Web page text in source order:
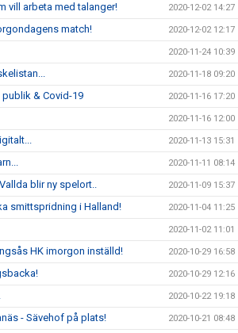
vill arbeta med talanger! 2020-12-02 14:27
match! 2020-12-02 12:17
2020-11-24 10:39
2020-11-18 09:20
publik & Covid-19 2020-11-16 17:20
2020-11-16 12:00
2020-11-13 15:31
2020-11-11 08:14
blir ny spelort.. 2020-11-09 15:37
smittspridning i Halland! 2020-11-04 11:25
2020-11-02 11:01
HK imorgon inställd! 2020-10-29 16:58
2020-10-29 12:16
2020-10-22 19:18
- Sävehof på plats! 2020-10-21 08:48